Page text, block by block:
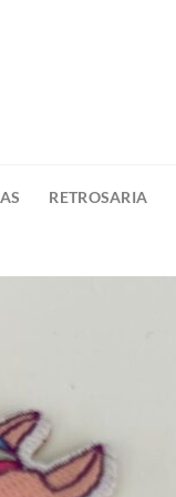
RETROSARIA